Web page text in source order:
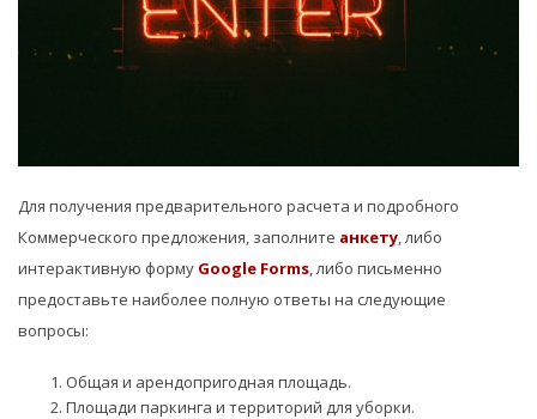
Для получения предварительного расчета и подробного
Коммерческого предложения, заполните анкету, либо
интерактивную форму Google Forms, либо письменно
предоставьте наиболее полную ответы на следующие
вопросы:
Общая и арендопригодная площадь.
Площади паркинга и территорий для уборки.